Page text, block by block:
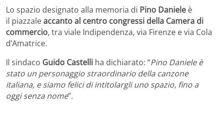
Lo spazio designato alla memoria di Pino Daniele è
il piazzaleaccanto al centro congressi della Camera di
commercio, tra viale Indipendenza, via Firenze e via Cola
d’Amatrice.
Il sindaco Guido Castelli ha dichiarato: “Pino Daniele è
stato un personaggio straordinario della canzone
italiana, e siamo felici di intitolargli uno spazio, fino a
oggi senza nome”.